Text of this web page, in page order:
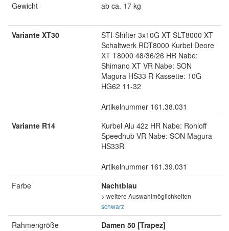
Gewicht
ab ca. 17 kg
Variante XT30
STI-Shifter 3x10G XT SLT8000 XT
Schaltwerk RDT8000 Kurbel Deore
XT T8000 48/36/26 HR Nabe:
Shimano XT VR Nabe: SON
Magura HS33 R Kassette: 10G
HG62 11-32
Artikelnummer 161.38.031
Variante R14
Kurbel Alu 42z HR Nabe: Rohloff
Speedhub VR Nabe: SON Magura
HS33R
Artikelnummer 161.39.031
Farbe
Nachtblau
> weitere Auswahlmöglichkeiten
schwarz
Rahmengröße Damen 50 [Trapez]